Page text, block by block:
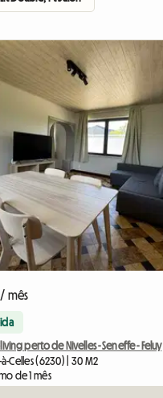
mês
perto de Nivelles - Seneffe - Feluy
Celles (6230) | 30 M2
de 1 mês